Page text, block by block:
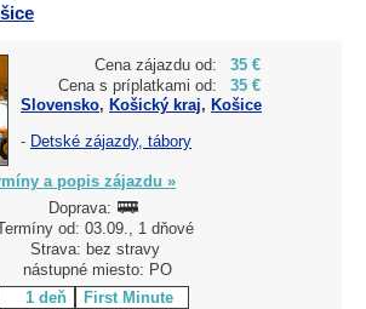
Cena zájazdu od:
35 €
Cena s príplatkami od:
35 €
Slovensko, Košický kraj, Košice
- Detské zájazdy, tábory
a popis zájazdu »
Doprava:
od: 03.09., 1 dňové
Strava: bez stravy
nástupné miesto: PO
1 deň
First Minute